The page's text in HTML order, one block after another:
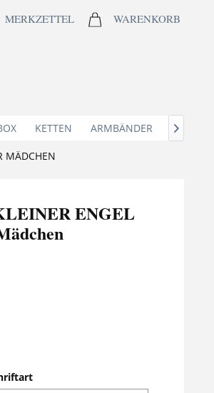
MERKZETTEL WARENKORB
KETTEN ARMBÄNDER 
MÄDCHEN
ENGEL